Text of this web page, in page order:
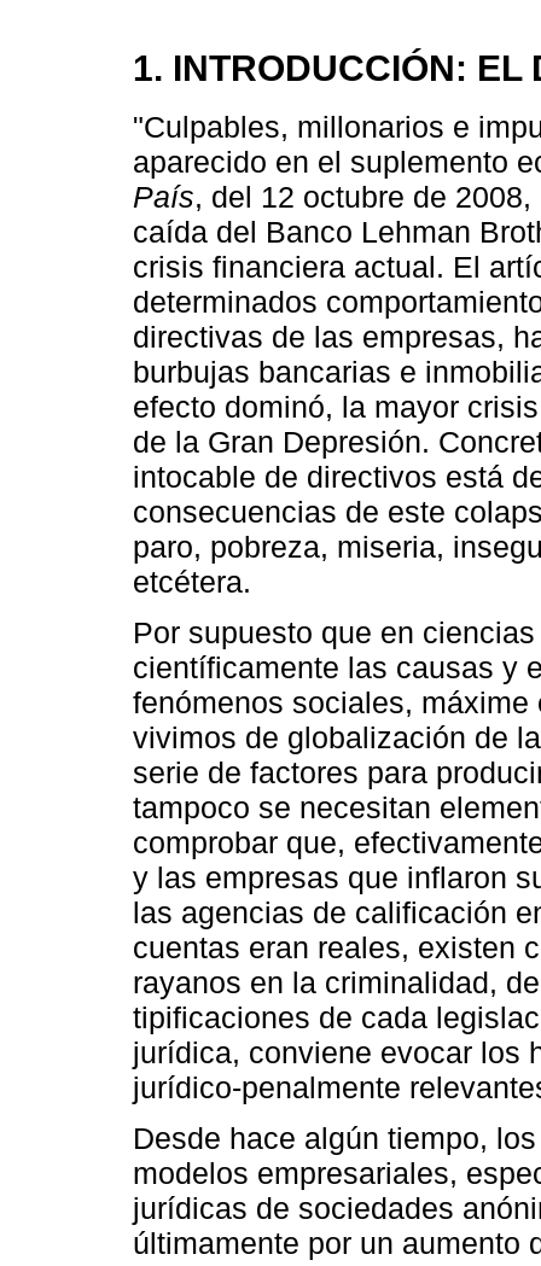
1. INTRODUCCIÓN:
"Culpables, millonarios e
aparecido en el suplemento
País, del 12 octubre de
caída del Banco Lehman
crisis financiera actual. El
determinados
directivas de las empresas,
burbujas bancarias e
efecto dominó, la mayor
de la Gran Depresión.
intocable de directivos está
consecuencias de este
paro, pobreza, miseria,
etcétera.
Por supuesto que en
científicamente las causas y
fenómenos sociales,
vivimos de globalización de
serie de factores para
tampoco se necesitan
comprobar que,
y las empresas que inflaron
las agencias de calificación
cuentas eran reales, existen
rayanos en la criminalidad,
tipificaciones de cada
jurídica, conviene evocar los
jurídico-penalmente
Desde hace algún tiempo,
modelos empresariales,
jurídicas de sociedades
últimamente por un aumento